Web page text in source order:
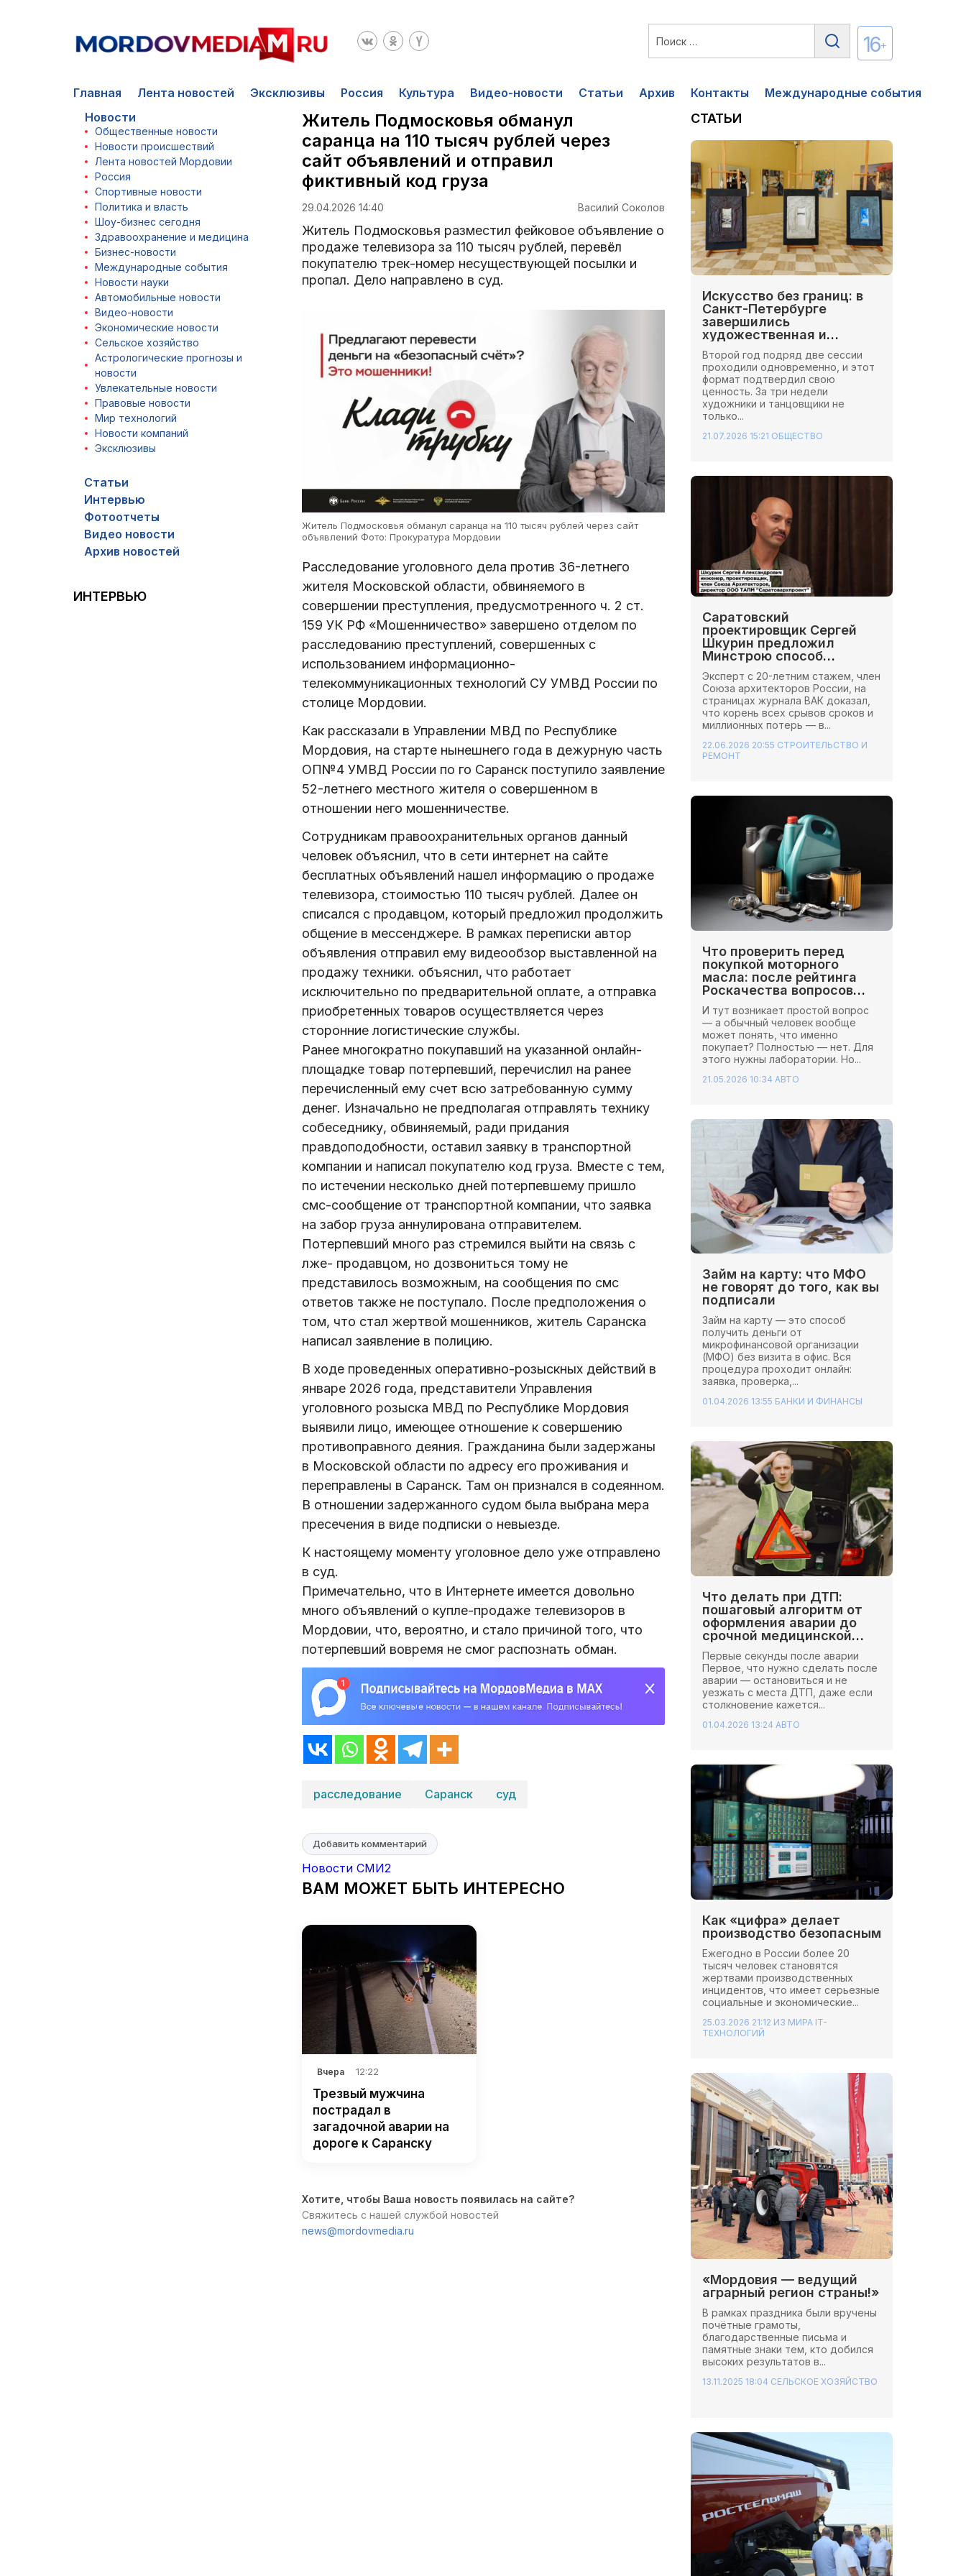
16+
Главная Лента новостей Эксклюзивы Россия Культура Видео-новости Статьи Архив Контакты
Международные события
Новости
Общественные новости
Новости происшествий
Лента новостей Мордовии
Россия
Спортивные новости
Политика и власть
Шоу-бизнес сегодня
Здравоохранение и медицина
Бизнес-новости
Международные события
Новости науки
Автомобильные новости
Видео-новости
Экономические новости
Сельское хозяйство
Астрологические прогнозы и
новости
Увлекательные новости
Правовые новости
Мир технологий
Новости компаний
Эксклюзивы
Статьи
Интервью
Фотоотчеты
Видео новости
Архив новостей
ИНТЕРВЬЮ
Житель Подмосковья обманул
саранца на 110 тысяч рублей через
сайт объявлений и отправил
фиктивный код груза
29.04.2026 14:40 Василий Соколов
Житель Подмосковья разместил фейковое объявление о
продаже телевизора за 110 тысяч рублей, перевёл
покупателю трек-номер несуществующей посылки и
пропал. Дело направлено в суд.
Житель Подмосковья обманул саранца на 110 тысяч рублей через сайт
объявлений Фото: Прокуратура Мордовии
Расследование уголовного дела против 36-летнего
жителя Московской области, обвиняемого в
совершении преступления, предусмотренного ч. 2 ст.
159 УК РФ «Мошенничество» завершено отделом по
расследованию преступлений, совершенных с
использованием информационно-
телекоммуникационных технологий СУ УМВД России по
столице Мордовии.
Как рассказали в Управлении МВД по Республике
Мордовия, на старте нынешнего года в дежурную часть
ОП№4 УМВД России по го Саранск поступило заявление
52-летнего местного жителя о совершенном в
отношении него мошенничестве.
Сотрудникам правоохранительных органов данный
человек объяснил, что в сети интернет на сайте
бесплатных объявлений нашел информацию о продаже
телевизора, стоимостью 110 тысяч рублей. Далее он
списался с продавцом, который предложил продолжить
общение в мессенджере. В рамках переписки автор
объявления отправил ему видеообзор выставленной на
продажу техники. объяснил, что работает
исключительно по предварительной оплате, а отправка
приобретенных товаров осуществляется через
сторонние логистические службы.
Ранее многократно покупавший на указанной онлайн-
площадке товар потерпевший, перечислил на ранее
перечисленный ему счет всю затребованную сумму
денег. Изначально не предполагая отправлять технику
собеседнику, обвиняемый, ради придания
правдоподобности, оставил заявку в транспортной
компании и написал покупателю код груза. Вместе с тем,
по истечении несколько дней потерпевшему пришло
смс-сообщение от транспортной компании, что заявка
на забор груза аннулирована отправителем.
Потерпевший много раз стремился выйти на связь с
лже- продавцом, но дозвониться тому не
представилось возможным, на сообщения по смс
ответов также не поступало. После предположения о
том, что стал жертвой мошенников, житель Саранска
написал заявление в полицию.
В ходе проведенных оперативно-розыскных действий в
январе 2026 года, представители Управления
уголовного розыска МВД по Республике Мордовия
выявили лицо, имеющее отношение к совершению
противоправного деяния. Гражданина были задержаны
в Московской области по адресу его проживания и
переправлены в Саранск. Там он признался в содеянном.
В отношении задержанного судом была выбрана мера
пресечения в виде подписки о невыезде.
К настоящему моменту уголовное дело уже отправлено
в суд.
Примечательно, что в Интернете имеется довольно
много объявлений о купле-продаже телевизоров в
Мордовии, что, вероятно, и стало причиной того, что
потерпевший вовремя не смог распознать обман.
расследование Саранск суд
Добавить комментарий
Новости СМИ2
ВАМ МОЖЕТ БЫТЬ ИНТЕРЕСНО
Вчера 12:22
Трезвый мужчина
пострадал в
загадочной аварии на
дороге к Саранску
Хотите, чтобы Ваша новость появилась на сайте?
Свяжитесь с нашей службой новостей
news@mordovmedia.ru
СТАТЬИ
Искусство без границ: в
Санкт-Петербурге
завершились
художественная и
хореографическая сессии
Школы Иннопрактики.
Второй год подряд две сессии
проходили одновременно, и этот
формат подтвердил свою
ценность. За три недели
художники и танцовщики не
только...
21.07.2026 15:21 ОБЩЕСТВО
Саратовский
проектировщик Сергей
Шкурин предложил
Минстрою способ
сэкономить миллионы на
стройках
Эксперт с 20-летним стажем, член
Союза архитекторов России, на
страницах журнала ВАК доказал,
что корень всех срывов сроков и
миллионных потерь — в...
22.06.2026 20:55 СТРОИТЕЛЬСТВО И
РЕМОНТ
Что проверить перед
покупкой моторного
масла: после рейтинга
Роскачества вопросов
стало больше
И тут возникает простой вопрос
— а обычный человек вообще
может понять, что именно
покупает? Полностью — нет. Для
этого нужны лаборатории. Но...
21.05.2026 10:34 АВТО
Займ на карту: что МФО
не говорят до того, как вы
подписали
Займ на карту — это способ
получить деньги от
микрофинансовой организации
(МФО) без визита в офис. Вся
процедура проходит онлайн:
заявка, проверка,...
01.04.2026 13:55 БАНКИ И ФИНАНСЫ
Что делать при ДТП:
пошаговый алгоритм от
оформления аварии до
срочной медицинской
помощи
Первые секунды после аварии
Первое, что нужно сделать после
аварии — остановиться и не
уезжать с места ДТП, даже если
столкновение кажется...
01.04.2026 13:24 АВТО
Как «цифра» делает
производство безопасным
Ежегодно в России более 20
тысяч человек становятся
жертвами производственных
инцидентов, что имеет серьезные
социальные и экономические...
25.03.2026 21:12 ИЗ МИРА IT-
ТЕХНОЛОГИЙ
«Мордовия — ведущий
аграрный регион страны!»
В рамках праздника были вручены
почётные грамоты,
благодарственные письма и
памятные знаки тем, кто добился
высоких результатов в...
13.11.2025 18:04 СЕЛЬСКОЕ ХОЗЯЙСТВО